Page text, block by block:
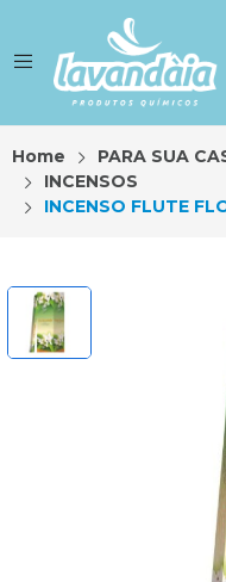
Home PARA SUA
INCENSOS
INCENSO FLUTE